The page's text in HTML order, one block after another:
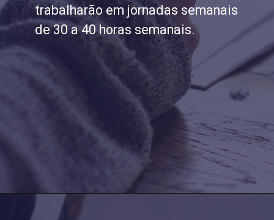
trabalharão em jornadas semanais
de 30 a 40 horas semanais.